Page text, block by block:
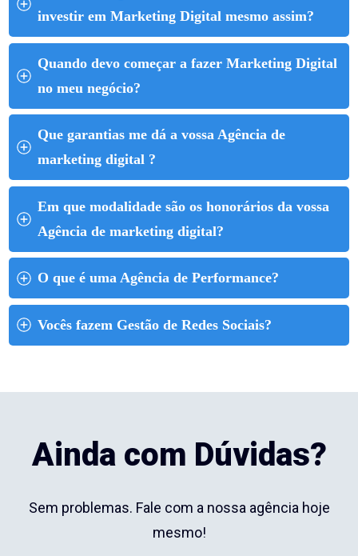
investir em Marketing Digital mesmo assim?
Quando devo começar a fazer Marketing Digital
no meu negócio?
Que garantias me dá a vossa Agência de
marketing digital ?
Em que modalidade são os honorários da vossa
Agência de marketing digital?
O que é uma Agência de Performance?
Vocês fazem Gestão de Redes Sociais?
Ainda com Dúvidas?
Sem problemas. Fale com a nossa agência hoje
mesmo!